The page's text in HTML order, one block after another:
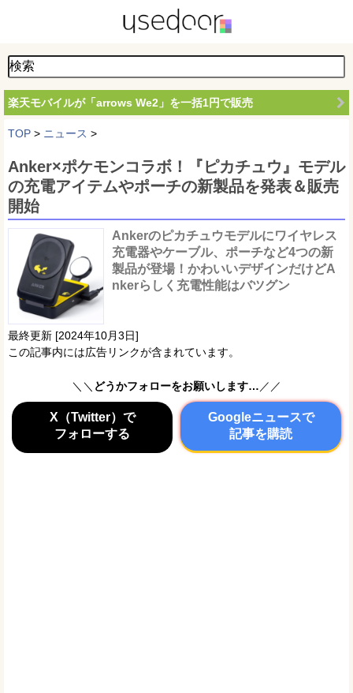
楽天モバイルが「arrows We2」を一括1円で販売
TOP > ニュース >
Anker×ポケモンコラボ！『ピカチュウ』モデル
の充電アイテムやポーチの新製品を発表＆販売
開始
Ankerのピカチュウモデルにワイヤレス
充電器やケーブル、ポーチなど4つの新
製品が登場！かわいいデザインだけどA
nkerらしく充電性能はバツグン
最終更新 [2024年10月3日]
この記事内には広告リンクが含まれています。
＼＼ どうかフォローをお願いします… ／／
X（Twitter）で
フォローする
Googleニュースで
記事を購読